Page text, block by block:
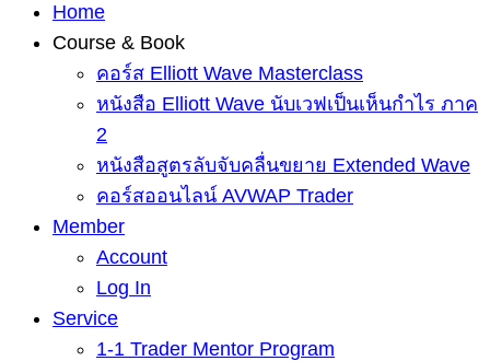
Home
Course & Book
คอร์ส Elliott Wave Masterclass
หนังสือ Elliott Wave นับเวฟเป็นเห็นกำไร ภาค
2
หนังสือสูตรลับจับคลื่นขยาย Extended Wave
คอร์สออนไลน์ AVWAP Trader
Member
Account
Log In
Service
1-1 Trader Mentor Program